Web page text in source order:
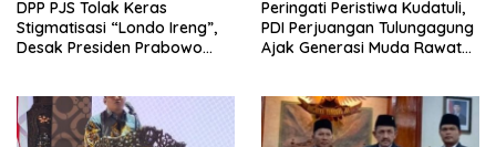
DPP PJS Tolak Keras
Stigmatisasi “Londo Ireng”,
Desak Presiden Prabowo
Peringati Peristiwa Kudatuli,
PDI Perjuangan Tulungagung
Ajak Generasi Muda Rawat